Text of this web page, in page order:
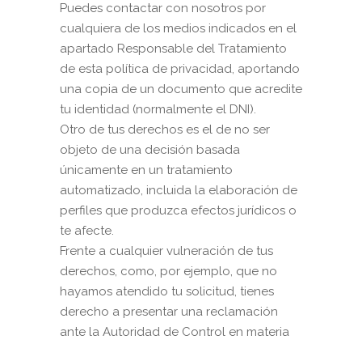
Puedes contactar con nosotros por
cualquiera de los medios indicados en el
apartado Responsable del Tratamiento
de esta política de privacidad, aportando
una copia de un documento que acredite
tu identidad (normalmente el DNI).
Otro de tus derechos es el de no ser
objeto de una decisión basada
únicamente en un tratamiento
automatizado, incluida la elaboración de
perfiles que produzca efectos jurídicos o
te afecte.
Frente a cualquier vulneración de tus
derechos, como, por ejemplo, que no
hayamos atendido tu solicitud, tienes
derecho a presentar una reclamación
ante la Autoridad de Control en materia